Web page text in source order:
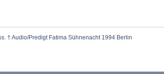
† Audio/Predigt Fatima Sühnenacht 1994 Berlin